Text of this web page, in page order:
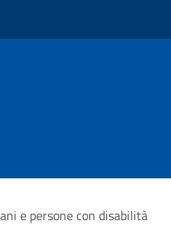
e persone con disabilità